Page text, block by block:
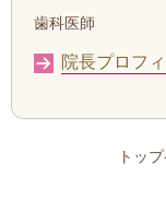
歯科医師
院長プロフ
トッ